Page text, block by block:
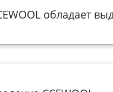
обладает